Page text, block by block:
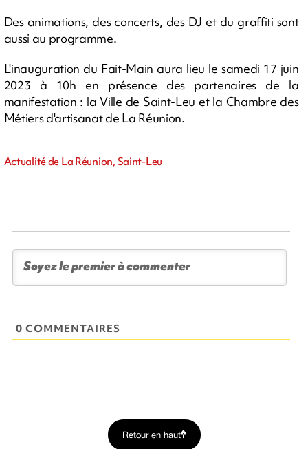
Des animations, des concerts, des DJ et du graffiti sont
aussi au programme.
L'inauguration du Fait-Main aura lieu le samedi 17 juin
2023 à 10h en présence des partenaires de la
manifestation : la Ville de Saint-Leu et la Chambre des
Métiers d'artisanat de La Réunion.
Actualité de La Réunion, Saint-Leu
0 COMMENTAIRES
Retour en haut